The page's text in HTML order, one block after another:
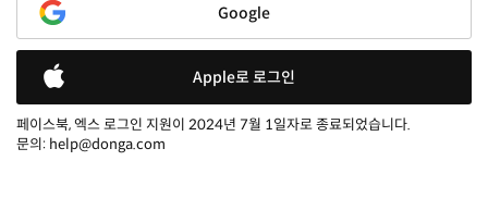
Google
Apple로 로그인
페이스북, 엑스 로그인 지원이 2024년 7월 1일자로 종료되었습니다.
문의: help@donga.com